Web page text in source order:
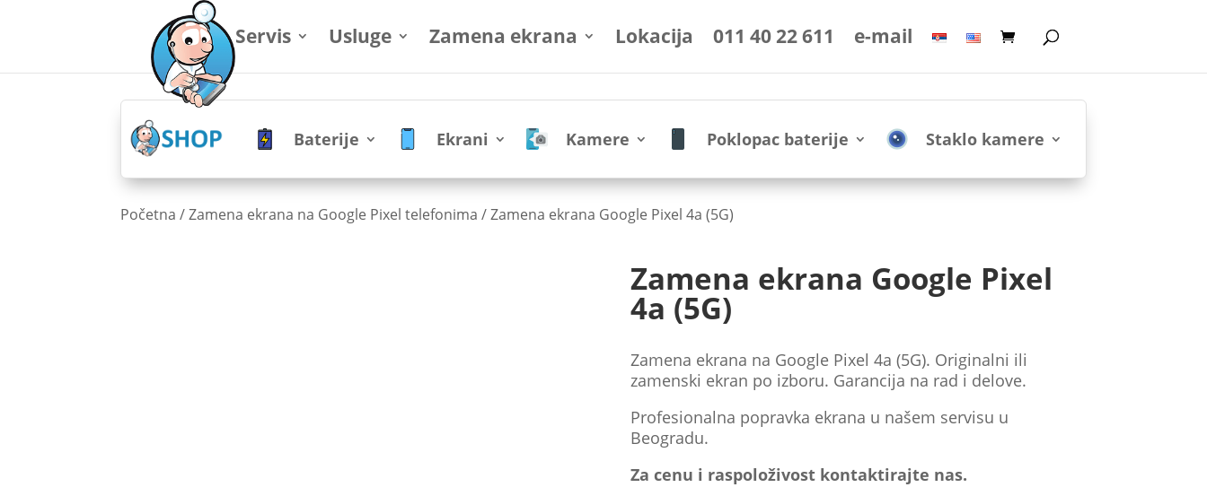
Servis Usluge Zamena ekrana Lokacija 011 40 22 611 e-mail
Baterije Ekrani Kamere Poklopac baterije Staklo kamere
Početna /Zamena ekrana na Google Pixel telefonima / Zamena ekrana Google Pixel 4a (5G)
Zamena ekrana Google Pixel
4a (5G)
Zamena ekrana na Google Pixel 4a (5G). Originalni ili
zamenski ekran po izboru. Garancija na rad i delove.
Profesionalna popravka ekrana u našem servisu u
Beogradu.
Za cenu i raspoloživost kontaktirajte nas.